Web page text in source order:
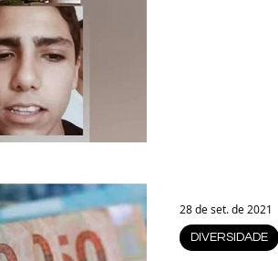
DIVERSIDADE
28 de set. de 2021